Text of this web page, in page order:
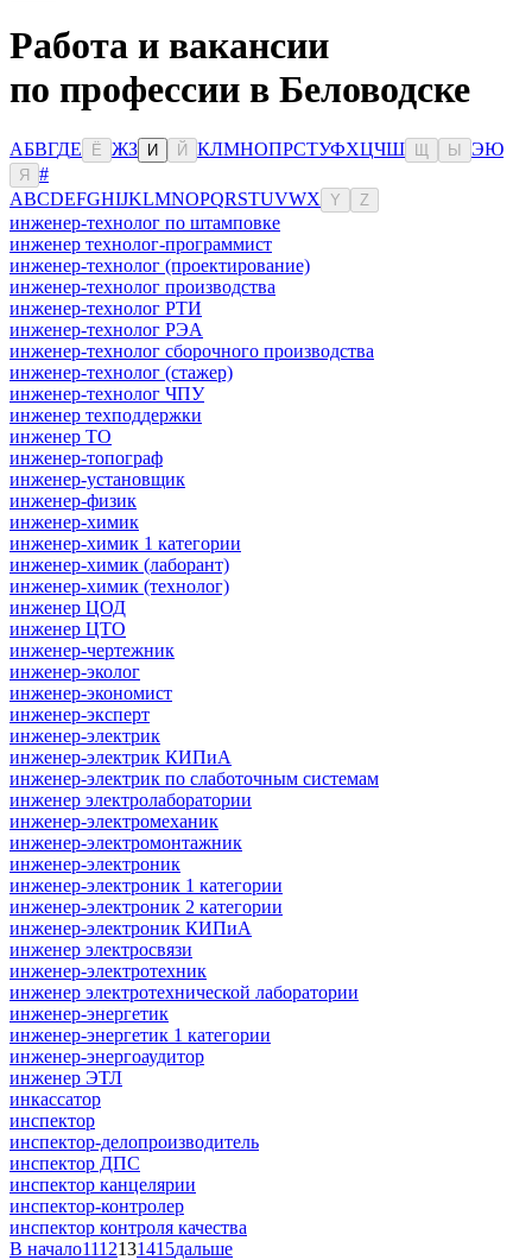
Работа и вакансии
по профессии в Беловодске
АБВГДЕ Ё ЖЗ И Й КЛМНОПРСТУФХЦЧШ Ы ЭЮ
Я
#
ABCDEFGHIJKLMNOPQRSTUVWX Y Z
инженер-технолог по штамповке
инженер технолог-программист
инженер-технолог (проектирование)
инженер-технолог производства
инженер-технолог РТИ
инженер-технолог РЭА
инженер-технолог сборочного производства
инженер-технолог (стажер)
инженер-технолог ЧПУ
инженер техподдержки
инженер ТО
инженер-топограф
инженер-установщик
инженер-физик
инженер-химик
инженер-химик 1 категории
инженер-химик (лаборант)
инженер-химик (технолог)
инженер ЦОД
инженер ЦТО
инженер-чертежник
инженер-эколог
инженер-экономист
инженер-эксперт
инженер-электрик
инженер-электрик КИПиА
инженер-электрик по слаботочным системам
инженер электролаборатории
инженер-электромеханик
инженер-электромонтажник
инженер-электроник
инженер-электроник 1 категории
инженер-электроник 2 категории
инженер-электроник КИПиА
инженер электросвязи
инженер-электротехник
инженер электротехнической лаборатории
инженер-энергетик
инженер-энергетик 1 категории
инженер-энергоаудитор
инженер ЭТЛ
инкассатор
инспектор
инспектор-делопроизводитель
инспектор ДПС
инспектор канцелярии
инспектор-контролер
инспектор контроля качества
В начало1112131415дальше